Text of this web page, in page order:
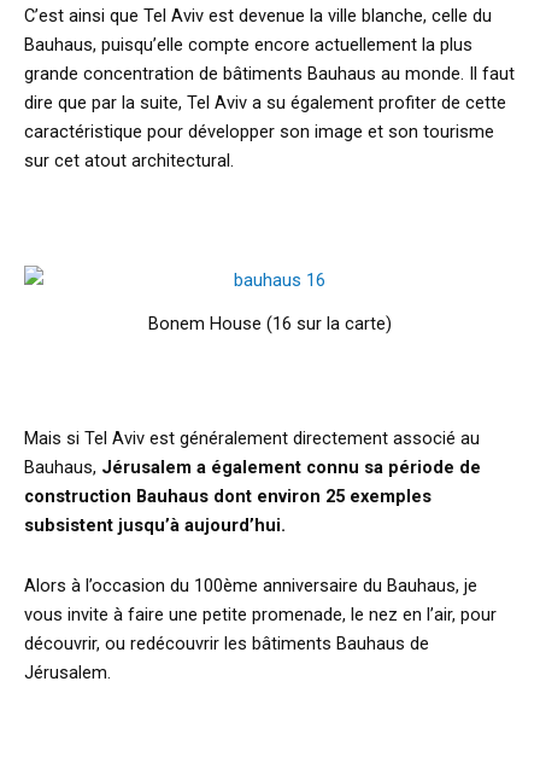
C’est ainsi que Tel Aviv est devenue la ville blanche, celle du
Bauhaus, puisqu’elle compte encore actuellement la plus
grande concentration de bâtiments Bauhaus au monde. Il faut
dire que par la suite, Tel Aviv a su également profiter de cette
caractéristique pour développer son image et son tourisme
sur cet atout architectural.
Bonem House (16 sur la carte)
Mais si Tel Aviv est généralement directement associé au
Bauhaus, Jérusalem a également connu sa période de
construction Bauhaus dont environ 25 exemples
subsistent jusqu’à aujourd’hui.
Alors à l’occasion du 100ème anniversaire du Bauhaus, je
vous invite à faire une petite promenade, le nez en l’air, pour
découvrir, ou redécouvrir les bâtiments Bauhaus de
Jérusalem.